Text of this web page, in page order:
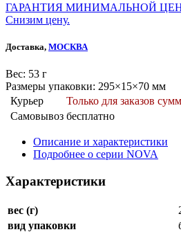
ГАРАНТИЯ МИНИМАЛЬНОЙ
Снизим цену.
Доставка, МОСКВА
Веc: 53 г
Размеры упаковки: 295×15×70 мм
Курьер
Только для заказов
Самовывоз бесплатно
Описание и характеристики
Подробнее о серии NOVA
Характеристики
вес (г)
вид упаковки